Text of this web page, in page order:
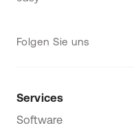
Folgen Sie uns
Services
Software